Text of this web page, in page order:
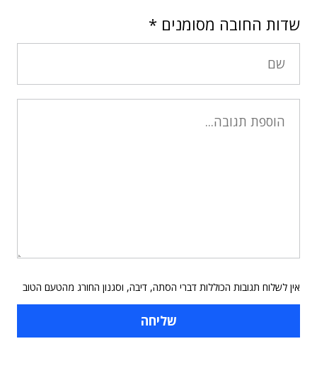
שדות החובה מסומנים *
אין לשלוח תגובות הכוללות דברי הסתה, דיבה, וסגנון החורג מהטעם הטוב